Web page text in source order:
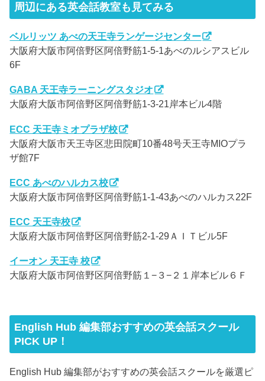
周辺にある英会話教室も見てみる
ベルリッツ あべの天王寺ランゲージセンター
大阪府大阪市阿倍野区阿倍野筋1-5-1あべのルシアスビル
6F
GABA 天王寺ラーニングスタジオ
大阪府大阪市阿倍野区阿倍野筋1-3-21岸本ビル4階
ECC 天王寺ミオプラザ校
大阪府大阪市天王寺区悲田院町10番48号天王寺MIOプラ
ザ館7F
ECC あべのハルカス校
大阪府大阪市阿倍野区阿倍野筋1-1-43あべのハルカス22F
ECC 天王寺校
大阪府大阪市阿倍野区阿倍野筋2-1-29ＡＩＴビル5F
イーオン 天王寺 校
大阪府大阪市阿倍野区阿倍野筋１−３−２１岸本ビル６Ｆ
English Hub 編集部おすすめの英会話スクール
PICK UP！
English Hub 編集部がおすすめの英会話スクールを厳選ピ